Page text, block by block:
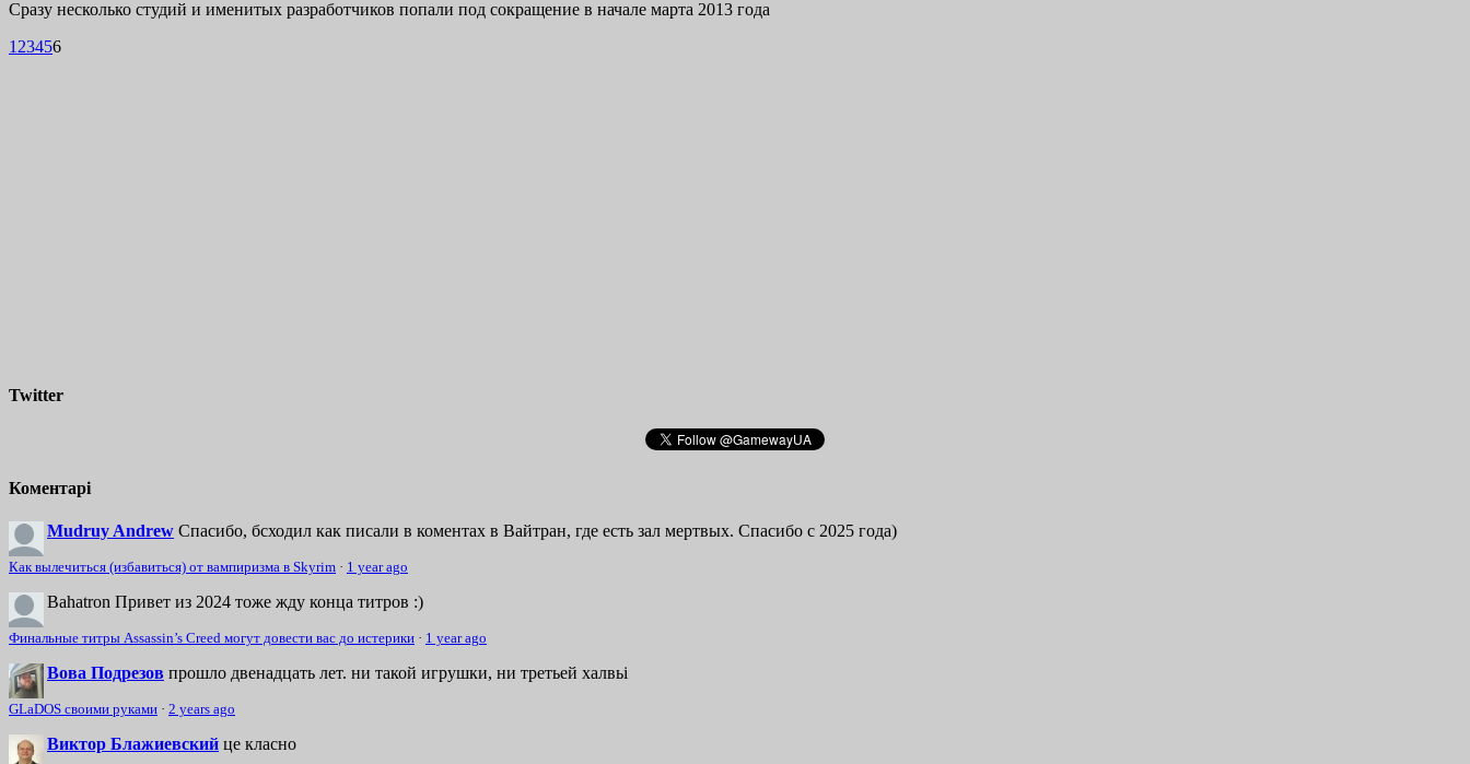
Сразу несколько студий и именитых разработчиков попали под сокращение в начале марта 2013 года
1 23456
Twitter
Коментарі
Mudruy Andrew Спасибо, бсходил как писали в коментах в Вайтран, где есть зал мертвых. Спасибо с 2025 года)
Как вылечиться (избавиться) от вампиризма в Skyrim · 1 year ago
Bahatron Привет из 2024 тоже жду конца титров :)
Финальные титры Assassin’s Creed могут довести вас до истерики · 1 year ago
Вова Подрезов прошло двенадцать лет. ни такой игрушки, ни третьей халвьі
GLaDOS своими руками · 2 years ago
Виктор Блажиевский це класно